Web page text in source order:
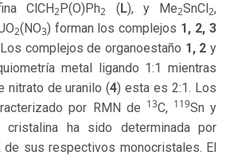
ClCH2P(O)Ph2 (L), y Me2SnCl2,
2(NO3) forman los complejos 1, 2, 3
complejos de organoestaño 1, 2y
metal ligando 1:1 mientras
nitrato de uranilo (4) esta es 2:1. Los
por RMN de 13C, 119Sn y
ha sido determinada por
sus respectivos monocristales. El